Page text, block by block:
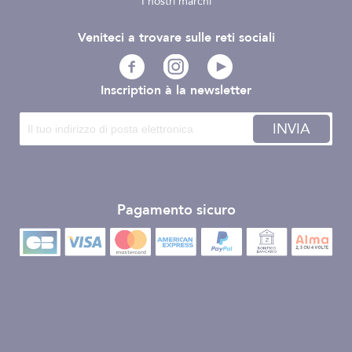
Inscription à la newsletter
INVIA
Pagamento sicuro
Veniteci a trovare sulle reti sociali